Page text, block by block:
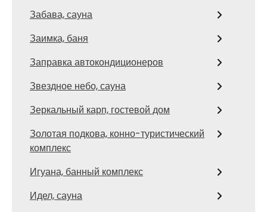
Забава, сауна
Заимка, баня
Заправка автокондиционеров
Звездное небо, сауна
Зеркальный карп, гостевой дом
Золотая подкова, конно-туристический
комплекс
Игуана, банный комплекс
Идел, сауна